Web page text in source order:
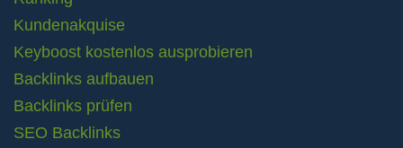
Kundenakquise
Keyboost kostenlos ausprobieren
Backlinks aufbauen
Backlinks prüfen
SEO Backlinks